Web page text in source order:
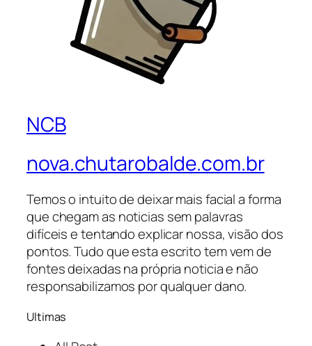
NCB
nova.chutarobalde.com.br
Temos o intuito de deixar mais facial a forma
que chegam as noticias sem palavras
difíceis e tentando explicar nossa, visão dos
pontos. Tudo que esta escrito tem vem de
fontes deixadas na própria noticia e não
responsabilizamos por qualquer dano.
Ultimas